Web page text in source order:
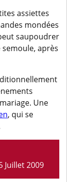
assiettes
mondées
saupoudrer
après
Une
, qui se
Juillet 2009